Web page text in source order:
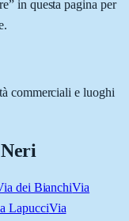
in questa pagina per
commerciali e luoghi
dei BianchiVia
LapucciVia